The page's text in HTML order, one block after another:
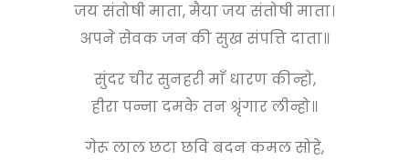
जय संतोषी माता, मैया जय संतोषी माता।
अपने सेवक जन की सुख संपत्ति दाता॥
सुंदर चीर सुनहरी माँ धारण कीन्हो,
हीरा पन्ना दमके तन श्रृंगार लीन्हो॥
गेरू लाल छटा छवि बदन कमल सोहे,